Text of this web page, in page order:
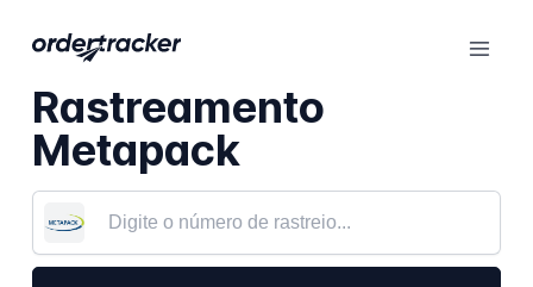
Rastreamento
Metapack